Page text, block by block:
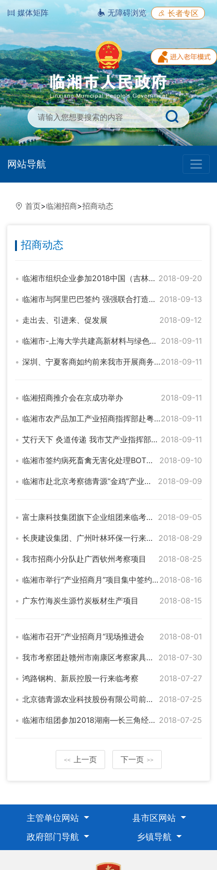
媒体矩阵 无障碍浏览 长者专区
网站导航
首页>临湘招商>招商动态
招商动态
临湘市组织企业参加2018中国（吉林）东北亚中医药暨康养产业博览会 2018-09-20
临湘市与阿里巴巴签约 强强联合打造电商新模式 2018-09-13
走出去、引进来、促发展 2018-09-12
临湘市-上海大学共建高新材料与绿色智能制造产业孵化基地 2018-09-11
深圳、宁夏客商如约前来我市开展商务考察2018-09-11
临湘招商推介会在京成功举办 2018-09-11
临湘市农产品加工产业招商指挥部赴粤对接项目2018-09-11
艾行天下 灸道传递 我市艾产业指挥部赴昆明参加第六届国际灸法大会 2018-09-11
临湘市签约病死畜禽无害化处理BOT项目 2018-09-10
临湘市赴北京考察德青源“金鸡”产业扶贫项目 2018-09-09
富士康科技集团旗下企业组团来临考察评估项目 2018-09-05
长庚建设集团、广州叶林环保一行来临考察 2018-08-29
我市招商小分队赴广西钦州考察项目 2018-08-25
临湘市举行“产业招商月”项目集中签约仪式暨喜迎富士康科技集团莅临考察 2018-08-16
广东竹海炭生源竹炭板材生产项目 2018-08-15
临湘市召开“产业招商月”现场推进会 2018-08-01
我市考察团赴赣州市南康区考察家具产业 2018-07-30
鸿路钢构、新辰控股一行来临考察 2018-07-27
北京德青源农业科技股份有限公司前来临湘考察“金鸡产业扶贫”项目 2018-07-25
临湘市组团参加2018湖南—长三角经贸合作洽谈周活动 2018-07-25
<< 上一页 下一页 >>
主管单位网站
县市区网站
政府部门导航
乡镇导航